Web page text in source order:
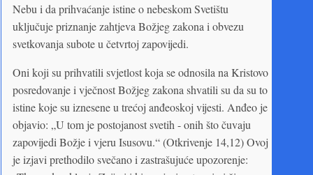
Nebu i da prihvaćanje istine o nebeskom Svetištu
uključuje priznanje zahtjeva Božjeg zakona i obvezu
svetkovanja subote u četvrtoj zapovijedi.
Oni koji su prihvatili svjetlost koja se odnosila na Kristovo
posredovanje i vječnost Božjeg zakona shvatili su da su to
istine koje su iznesene u trećoj anđeoskoj vijesti. Anđeo je
objavio: „U tom je postojanost svetih - onih što čuvaju
zapovijedi Božje i vjeru Isusovu.“ (Otkrivenje 14,12) Ovoj
je izjavi prethodilo svečano i zastrašujuće upozorenje: